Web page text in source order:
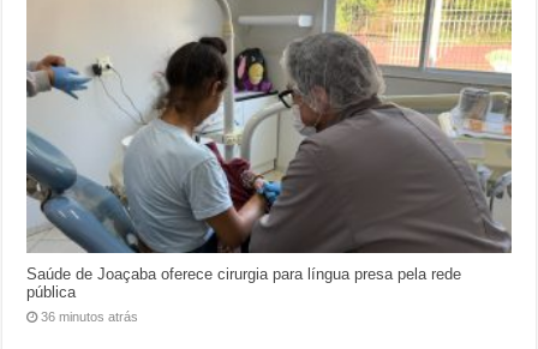
Saúde de Joaçaba oferece cirurgia para língua presa pela rede
pública
36 minutos atrás